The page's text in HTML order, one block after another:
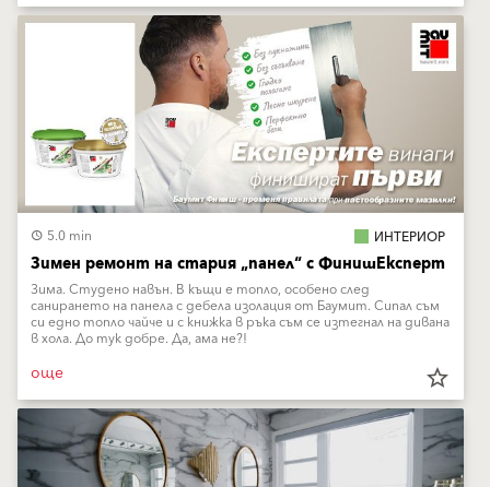
5.0 min ИНТЕРИОР
Зимен ремонт на стария „панел“ с ФинишЕксперт
Зима. Студено навън. В къщи е топло, особено след
санирането на панела с дебела изолация от Баумит. Сипал съм
си едно топло чайче и с книжка в ръка съм се изтегнал на дивана
в хола. До тук добре. Да, ама не?!
още star_border